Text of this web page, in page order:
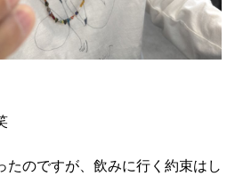
たのですが、飲みに行く約束はし